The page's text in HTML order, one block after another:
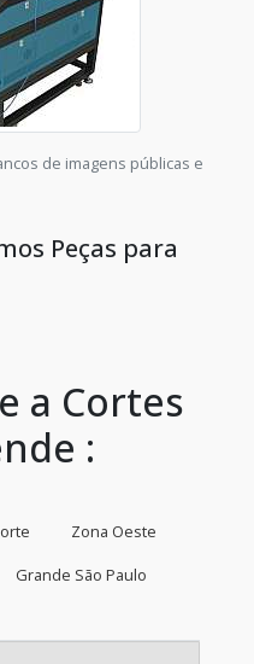
de imagens públicas e
Peças para
a Cortes
:
Zona Oeste
Grande São Paulo